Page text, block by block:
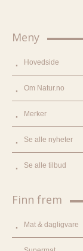
Meny
Hovedside
Om Natur.no
Merker
Se alle nyheter
Se alle tilbud
Finn frem
Mat & dagligvare